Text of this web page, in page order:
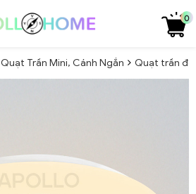
0
Quạt Trần Mini, Cánh Ngắn Quạt trần